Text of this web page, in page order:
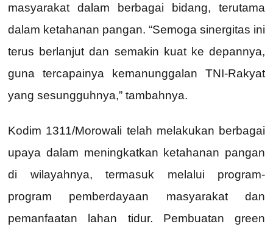
masyarakat dalam berbagai bidang, terutama
dalam ketahanan pangan. “Semoga sinergitas ini
terus berlanjut dan semakin kuat ke depannya,
guna tercapainya kemanunggalan TNI-Rakyat
yang sesungguhnya,” tambahnya.
Kodim 1311/Morowali telah melakukan berbagai
upaya dalam meningkatkan ketahanan pangan
di wilayahnya, termasuk melalui program-
program pemberdayaan masyarakat dan
pemanfaatan lahan tidur. Pembuatan green